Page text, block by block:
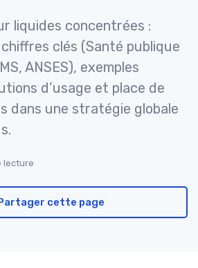
liquides concentrées :
clés (Santé publique
ANSES), exemples
d’usage et place de
dans une stratégie globale
lecture
cette page